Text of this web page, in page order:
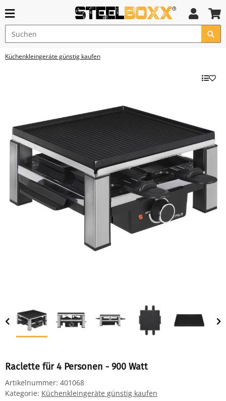
Küchenkleingeräte günstig kaufen
Raclette für 4 Personen - 900 Watt
Artikelnummer: 401068
Kategorie: Küchenkleingeräte günstig kaufen